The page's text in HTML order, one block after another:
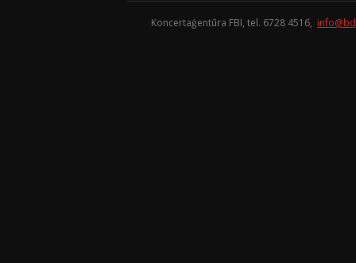
Koncertaģentūra FBI, tel. 6728 4516,